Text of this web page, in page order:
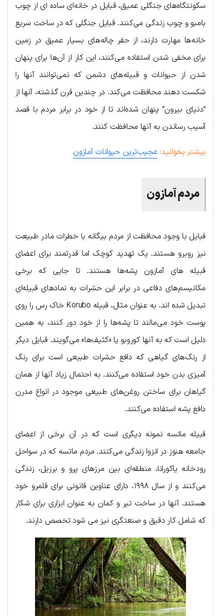
سکونتگاه‌های جنگلی عمیق، قبایل در خانه‌‌ای ساده ای از چوب
بامبو و چوب زندگی می‌کنند. قبایل جنگلی که در ساخت سریع
خانه‌ها مهارت دارند، از حفر چاله‌های بسیار عمیق در زمین
برای مخفی شدن استفاده می‌کنند، این کار از آن‌ها برای پنهان
شدن از حیوانات و قبیله‌های دشمن که نمی‌توانند آنها را
شکست دهند محافظت می‌کند. در چندین قرن گذشته، آنها از
“دنیای بیرون” پنهان شده‌اند تا از خود در برابر مردم با قصد
آسیب رساندن به آنها محافظت کنند.
بیشتر بخوانید: عجیب‌ترین حیوانات آمازون
مردم آمازون
قبایل با وجود محافظت از مردم بیگانه با خطرات مادر طبیعت
نیز روبرو هستند. یک تهدید کوچک اما قدرتمند برای اعضای
قبیله های آمازون پشه‌ها هستند. تا جایی که برخی
مکانیسم‌های دفاعی در برابر این حشرات به نمادهای قبیله‌ای
تبدیل شده اند. به عنوان مثال، قبیله Korubo خاک رس را روی
پوست خود می‌مالند تا پشه‌ها را از خود دور کنند، به همین
دلیل است که به آنها کوروبو یا «کثیف‌ها» می‌گویند. قبایل دیگر
از رنگ‌های گیاهی که دافع حشرات طبیعی است برای رنگ
آمیزی بدن خود استفاده می‌کنند. به احتمال زیاد آنها از همان
گیاهان برای ساختن روغن‌های طبیعی موجود در انواع مدرن
دافع پشه استفاده می‌کنند.
قبیله ماتسه نمونه دیگری است که در آن برخی از اعضای
جامعه هنوز در انزوا زندگی می‌کنند. مردم ماتسه که در سواحل
رودخانه یاکورانا، منطقه‌ای بین مرزهای پرو و ​​برزیل، زندگی
می‌کنند و از سال ۱۹۹۸، دارای عناوین قانونی برای قلمرو خود
هستند. آنها در ساخت تیر و کمان به عنوان ابزاری برای شکار
که شامل کار دقیق و صنعتگری نیز می شود تخصص دارند.